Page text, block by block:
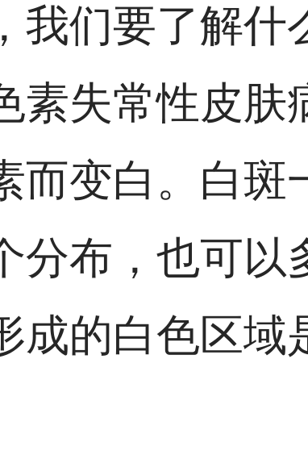
我们要了解什
素失常性皮
而变白。白斑
分布，也可以
成的白色区域